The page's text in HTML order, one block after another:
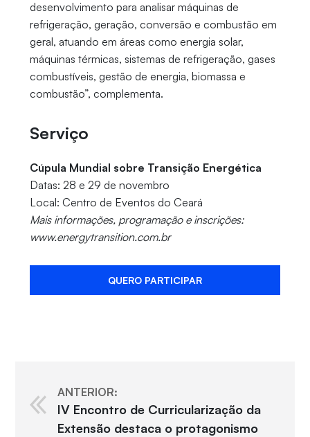
desenvolvimento para analisar máquinas de
refrigeração, geração, conversão e combustão em
geral, atuando em áreas como energia solar,
máquinas térmicas, sistemas de refrigeração, gases
combustíveis, gestão de energia, biomassa e
combustão”, complementa.
Serviço
Cúpula Mundial sobre Transição Energética
Datas: 28 e 29 de novembro
Local: Centro de Eventos do Ceará
Mais informações, programação e inscrições:
www.energytransition.com.br
QUERO PARTICIPAR
ANTERIOR:
IV Encontro de Curricularização da
Extensão destaca o protagonismo